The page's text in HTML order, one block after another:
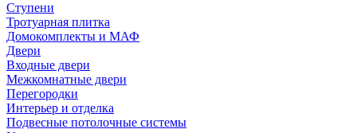
Ступени
Тротуарная плитка
Домокомплекты и МАФ
Двери
Входные двери
Межкомнатные двери
Перегородки
Интерьер и отделка
Подвесные потолочные системы